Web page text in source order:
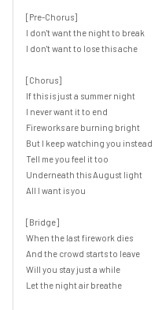
[Pre-Chorus]
I don't want the night to break
I don't want to lose this ache
[Chorus]
If this is just a summer night
I never want it to end
Fireworks are burning bright
But I keep watching you instead
Tell me you feel it too
Underneath this August light
All I want is you
[Bridge]
When the last firework dies
And the crowd starts to leave
Will you stay just a while
Let the night air breathe